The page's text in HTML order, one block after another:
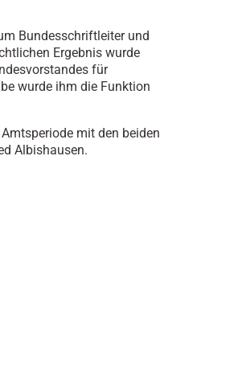
Bundesschriftleiter und
Ergebnis wurde
für
wurde ihm die Funktion
mit den beiden
Albishausen.